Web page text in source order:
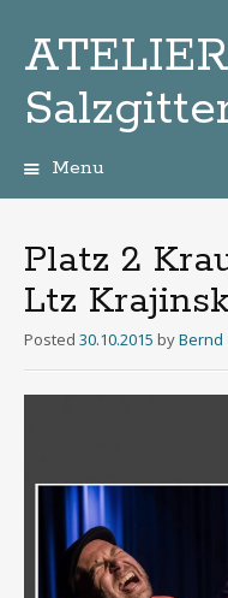
Menu
Platz 2
Ltz
Posted 30.10.2015 byBernd